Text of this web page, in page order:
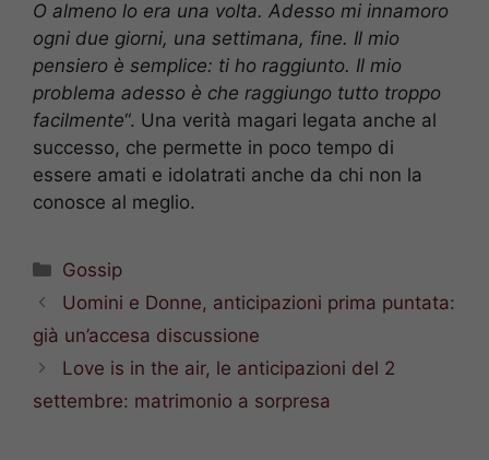
O almeno lo era una volta. Adesso mi innamoro
ogni due giorni, una settimana, fine. Il mio
pensiero è semplice: ti ho raggiunto. Il mio
problema adesso è che raggiungo tutto troppo
facilmente“. Una verità magari legata anche al
successo, che permette in poco tempo di
essere amati e idolatrati anche da chi non la
conosce al meglio.
Categorie
Gossip
Uomini e Donne, anticipazioni prima puntata:
già un’accesa discussione
Love is in the air, le anticipazioni del 2
settembre: matrimonio a sorpresa